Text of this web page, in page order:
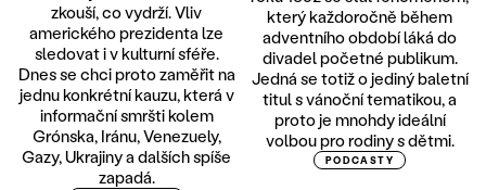
zkouší, co vydrží. Vliv
amerického prezidenta lze
sledovat i v kulturní sféře.
Dnes se chci proto zaměřit na
jednu konkrétní kauzu, která v
informační smršti kolem
Grónska, Iránu, Venezuely,
Gazy, Ukrajiny a dalších spíše
zapadá.
který každoročně během
adventního období láká do
divadel početné publikum.
Jedná se totiž o jediný baletní
titul s vánoční tematikou, a
proto je mnohdy ideální
volbou pro rodiny s dětmi.
PODCASTY